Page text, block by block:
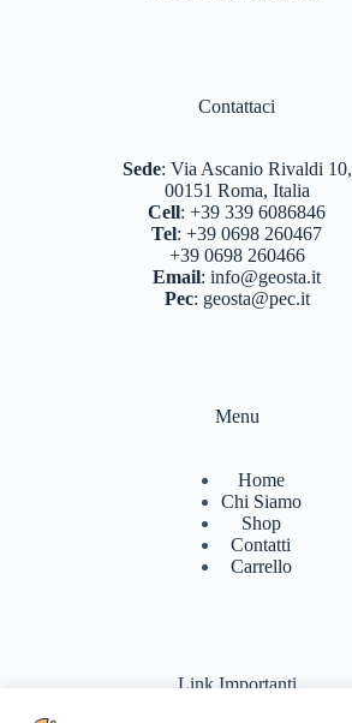
Contattaci
Sede: Via Ascanio Rivaldi 10,
00151 Roma, Italia
Cell:+39 339 6086846
Tel:+39 0698 260467
+39 0698 260466
Email:info@geosta.it
Pec: geosta@pec.it
Menu
Home
Chi Siamo
Shop
Contatti
Carrello
Link Importanti